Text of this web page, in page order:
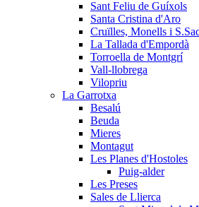
Sant Feliu de Guíxols
Santa Cristina d'Aro
Cruïlles, Monells i
La Tallada d'Empordà
Torroella de Montgrí
Vall-llobrega
Vilopriu
La Garrotxa
Besalú
Beuda
Mieres
Montagut
Les Planes d'Hostoles
Puig-alder
Les Preses
Sales de Llierca